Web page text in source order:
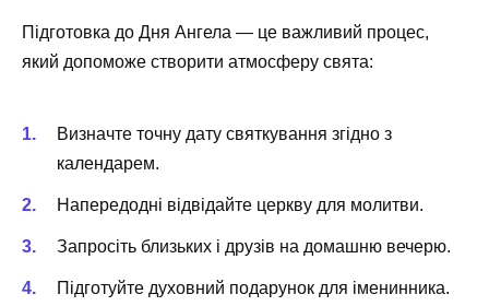
Підготовка до Дня Ангела — це важливий процес,
який допоможе створити атмосферу свята:
Визначте точну дату святкування згідно з
календарем.
Напередодні відвідайте церкву для молитви.
Запросіть близьких і друзів на домашню вечерю.
Підготуйте духовний подарунок для іменинника.